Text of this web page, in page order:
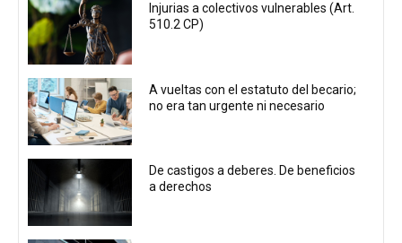
Injurias a colectivos vulnerables (Art.
510.2 CP)
A vueltas con el estatuto del becario;
no era tan urgente ni necesario
De castigos a deberes. De beneficios
a derechos